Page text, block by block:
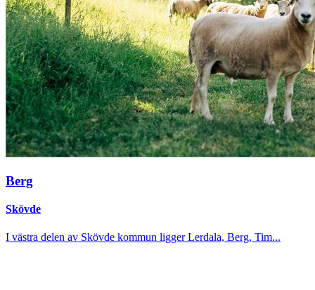
Berg
Skövde
I västra delen av Skövde kommun ligger Lerdala, Berg, Tim...